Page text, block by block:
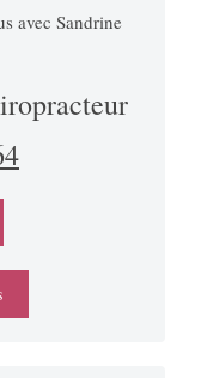
avec Sandrine